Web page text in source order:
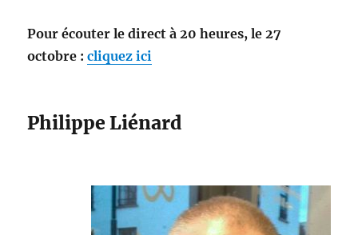
Pour écouter le direct à 20 heures, le 27
octobre :cliquez ici
Philippe Liénard